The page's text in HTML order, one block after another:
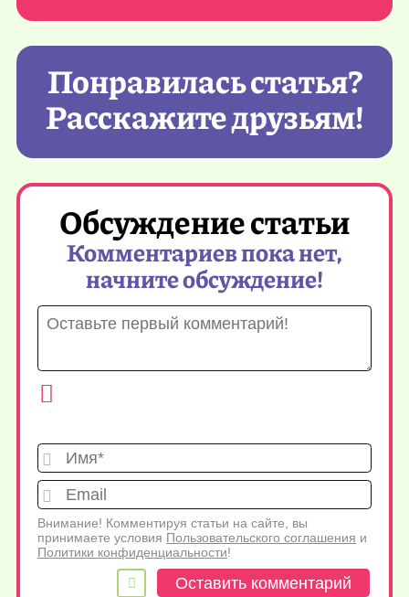
Понравилась статья?
Расскажите друзьям!
Обсуждение статьи
Комментариев пока нет,
начните обсуждение!
Имя*
Внимание! Комментируя статьи на сайте, вы
принимаете условия Пользовательского соглашения и
Политики конфиденциальности!